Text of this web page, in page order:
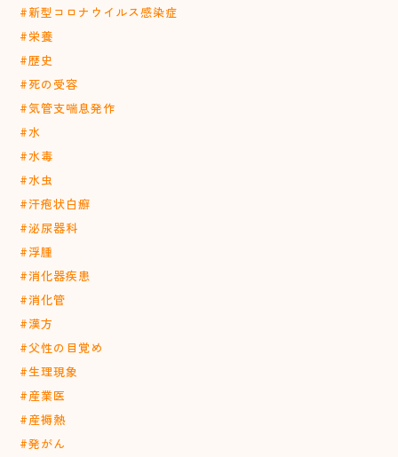
#新型コロナウイルス感染症
#栄養
#歴史
#死の受容
#気管支喘息発作
#水
#水毒
#水虫
#汗疱状白癬
#泌尿器科
#浮腫
#消化器疾患
#消化管
#漢方
#父性の目覚め
#生理現象
#産業医
#産褥熱
#発がん